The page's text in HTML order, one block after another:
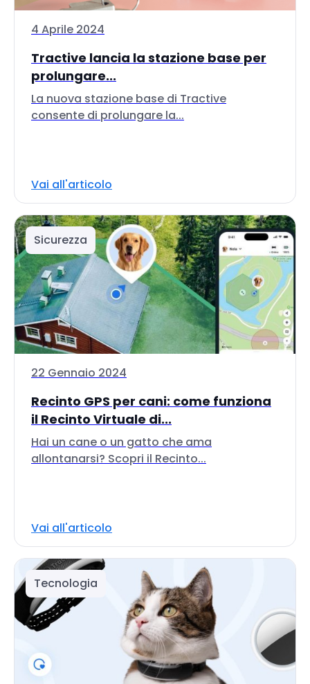
4 Aprile 2024
Tractive lancia la stazione base per
prolungare...
La nuova stazione base di Tractive
consente di prolungare la...
Vai all'articolo
Sicurezza
22 Gennaio 2024
Recinto GPS per cani: come funziona
il Recinto Virtuale di...
Hai un cane o un gatto che ama
allontanarsi? Scopri il Recinto...
Vai all'articolo
Tecnologia